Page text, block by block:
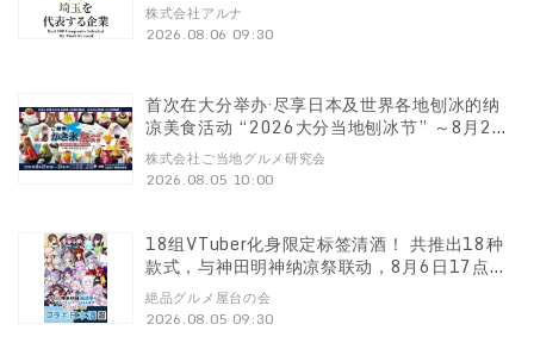
株式会社アルナ
2026.08.06 09:30
首次在大分举办·尽享日本及世界各地刨冰的纳
凉美食活动 “2026大分当地刨冰节” ～8月21
日至31日，在托基哈瓦萨达城限时举办11天～
株式会社ご当地グルメ研究会
2026.08.05 10:00
18组VTuber化身限定标签清酒！ 共推出18种
款式，与神田明神纳凉祭联动，8月6日17点起
接受预订销售
絶品グルメ屋台の会
2026.08.05 09:30